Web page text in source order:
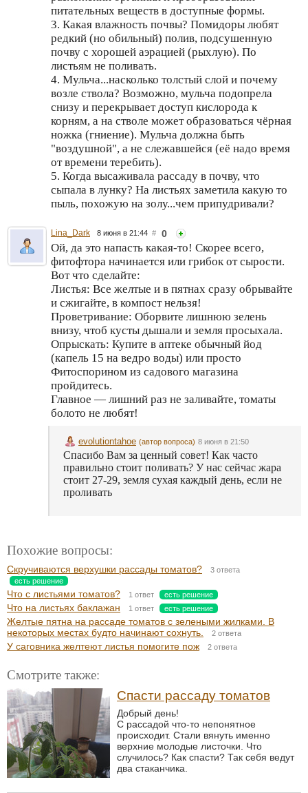
питательных веществ в доступные формы.
3. Какая влажность почвы? Помидоры любят
редкий (но обильный) полив, подсушенную
почву с хорошей аэрацией (рыхлую). По
листьям не поливать.
4. Мульча...насколько толстый слой и почему
возле ствола? Возможно, мульча подопрела
снизу и перекрывает доступ кислорода к
корням, а на стволе может образоваться чёрная
ножка (гниение). Мульча должна быть
"воздушной", а не слежавшейся (её надо время
от времени теребить).
5. Когда высаживала рассаду в почву, что
сыпала в лунку? На листьях заметила какую то
пыль, похожую на золу...чем припудривали?
Lina_Dark 8 июня в 21:44 # 0
Ой, да это напасть какая-то! Скорее всего,
фитофтора начинается или грибок от сырости.
Вот что сделайте:
Листья: Все желтые и в пятнах сразу обрывайте
и сжигайте, в компост нельзя!
Проветривание: Оборвите лишнюю зелень
внизу, чтоб кусты дышали и земля просыхала.
Опрыскать: Купите в аптеке обычный йод
(капель 15 на ведро воды) или просто
Фитоспорином из садового магазина
пройдитесь.
Главное — лишний раз не заливайте, томаты
болото не любят!
evolutiontahoe (автор вопроса) 8 июня в 21:50
Спасибо Вам за ценный совет! Как часто
правильно стоит поливать? У нас сейчас жара
стоит 27-29, земля сухая каждый день, если не
проливать
Похожие вопросы:
Скручиваются верхушки рассады томатов?
3 ответа
есть решение
Что с листьями томатов? 1 ответ есть решение
Что на листьях баклажан 1 ответ есть решение
Желтые пятна на рассаде томатов с зелеными жилками. В
некоторых местах будто начинают сохнуть.
2 ответа
У саговника желтеют листья помогите пож 2 ответа
Смотрите также:
Спасти рассаду томатов
Добрый день!
С рассадой что-то непонятное
происходит. Стали вянуть именно
верхние молодые листочки. Что
случилось? Как спасти? Так себя ведут
два стаканчика.